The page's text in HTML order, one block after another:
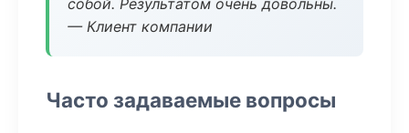
собой. Результатом очень довольны.
— Клиент компании
Часто задаваемые вопросы